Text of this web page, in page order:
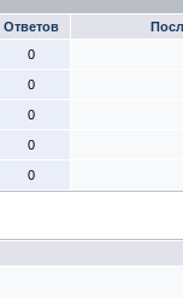
Ответов
0
0
0
0
0